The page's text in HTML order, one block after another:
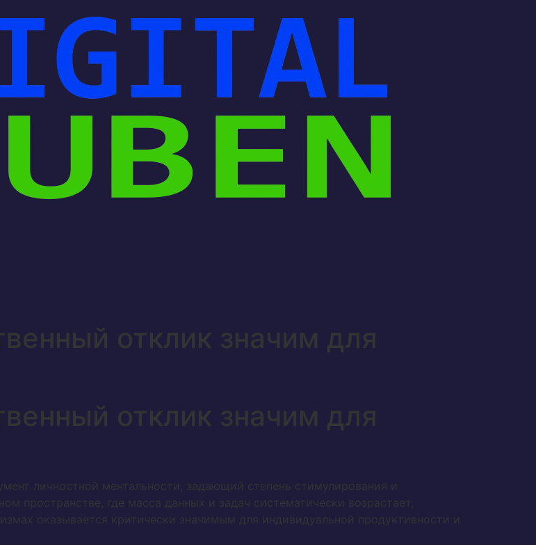
отклик значим для
отклик значим для
личностной ментальности, задающий степень стимулирования и
пространстве, где масса данных и задач систематически возрастает,
оказывается критически значимым для индивидуальной продуктивности и